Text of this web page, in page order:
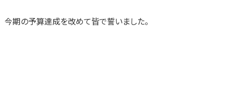
今期の予算達成を改めて皆で誓いました。